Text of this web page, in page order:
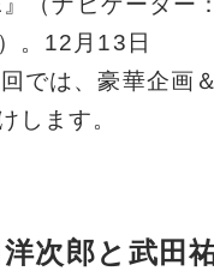
。12月13日
では、豪華企画
します。
次郎と武田